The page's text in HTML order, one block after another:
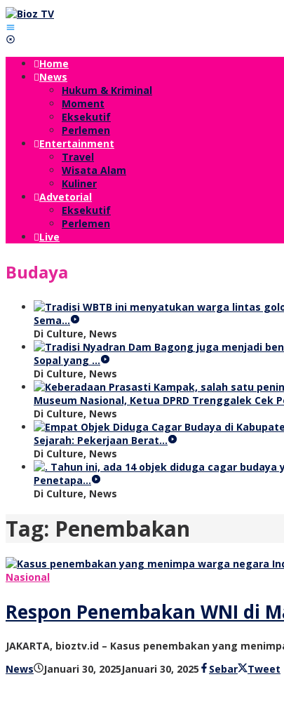
Lewati
ke
konten
Home
News
Hukum & Kriminal
Moment
Eksekutif
Perlemen
Entertainment
Travel
Wisata Alam
Kuliner
Advetorial
Eksekutif
Perlemen
Live
Budaya
Sema…
Di Culture, News
Sopal yang …
Di Culture, News
Museum Nasional, Ketua DPRD Trenggalek Cek
Di Culture, News
Sejarah: Pekerjaan Berat…
Di Culture, News
Penetapa…
Di Culture, News
Tag: Penembakan
Nasional
Respon Penembakan WNI di
JAKARTA, bioztv.id – Kasus penembakan yang
News
Januari 30, 2025Januari 30, 2025 olehSebar Tweet